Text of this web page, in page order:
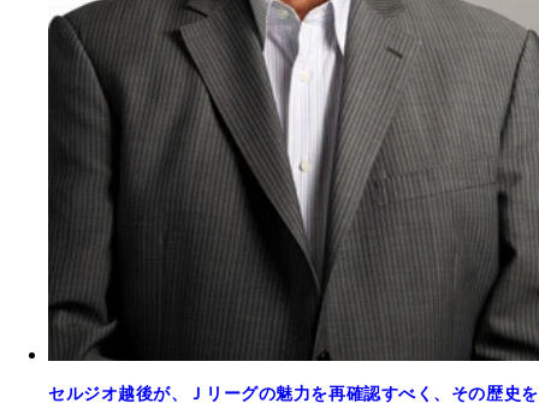
セルジオ越後が、Ｊリーグの魅力を再確認すべく、その歴史を